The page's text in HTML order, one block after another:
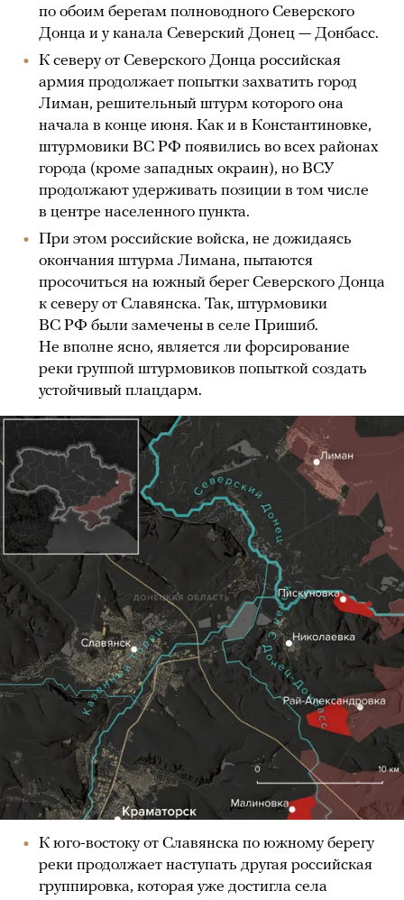
по обоим берегам полноводного Северского
Донца и у канала Северский Донец — Донбасс.
К северу от Северского Донца российская
армия продолжает попытки захватить город
Лиман, решительный штурм которого она
начала в конце июня. Как и в Константиновке,
штурмовики ВС РФ появились во всех районах
города (кроме западных окраин), но ВСУ
продолжают удерживать позиции в том числе
в центре населенного пункта.
При этом российские войска, не дожидаясь
окончания штурма Лимана, пытаются
просочиться на южный берег Северского Донца
к северу от Славянска. Так, штурмовики
ВС РФ были замечены в селе Пришиб.
Не вполне ясно, является ли форсирование
реки группой штурмовиков попыткой создать
устойчивый плацдарм.
К юго-востоку от Славянска по южному берегу
реки продолжает наступать другая российская
группировка, которая уже достигла села